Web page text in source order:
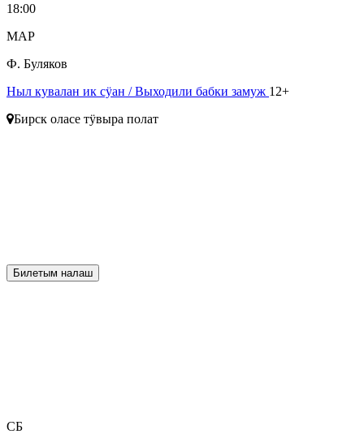
18:00
МАР
Ф. Буляков
Ныл кувалан ик сӱан / Выходили бабки замуж 12+
Бирск оласе тӱвыра полат
Билетым налаш
СБ